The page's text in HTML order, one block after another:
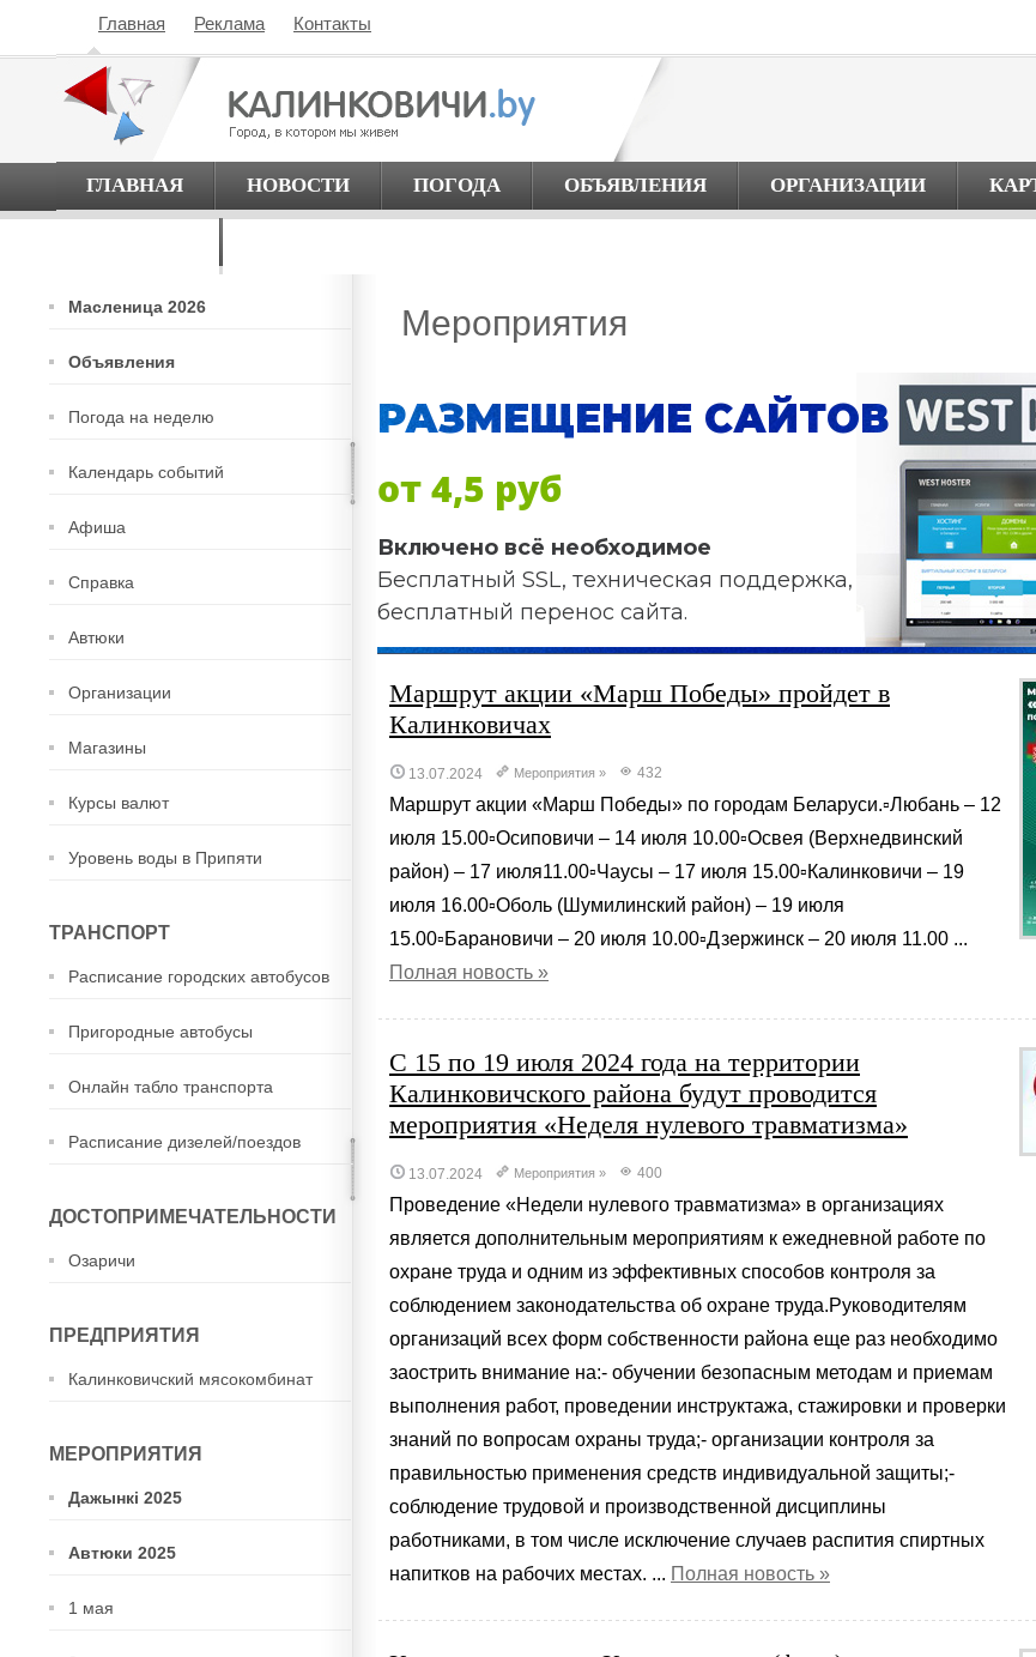
Главная Реклама Контакты
ГЛАВНАЯ НОВОСТИ ПОГОДА ОБЪЯВЛЕНИЯ ОРГАНИЗАЦИИ
Масленица 2026
Объявления
Погода на неделю
Календарь событий
Афиша
Справка
Автюки
Организации
Магазины
Курсы валют
Уровень воды в Припяти
ТРАНСПОРТ
Расписание городских автобусов
Пригородные автобусы
Онлайн табло транспорта
Расписание дизелей/поездов
ДОСТОПРИМЕЧАТЕЛЬНОСТИ
Озаричи
ПРЕДПРИЯТИЯ
Калинковичский мясокомбинат
МЕРОПРИЯТИЯ
Дажынкі 2025
Автюки 2025
1 мая
Мероприятия
РАЗМЕЩЕНИЕ САЙТОВ
от 4,5 руб
Включено всё необходимое
Бесплатный SSL, техническая поддержка,
бесплатный перенос сайта.
Маршрут акции «Марш Победы» пройдет в
Калинковичах
13.07.2024 Мероприятия » 432
Маршрут акции «Марш Победы» по городам Беларуси.▫️Любань – 12
июля 15.00▫️Осиповичи – 14 июля 10.00▫️Освея (Верхнедвинский
район) – 17 июля11.00▫️Чаусы – 17 июля 15.00▫️Калинковичи – 19
июля 16.00▫️Оболь (Шумилинский район) – 19 июля
15.00▫️Барановичи – 20 июля 10.00▫️Дзержинск – 20 июля 11.00 ...
Полная новость »
С 15 по 19 июля 2024 года на территории
Калинковичского района будут проводится
мероприятия «Неделя нулевого травматизма»
13.07.2024 Мероприятия » 400
Проведение «Недели нулевого травматизма» в организациях
является дополнительным мероприятиям к ежедневной работе по
охране труда и одним из эффективных способов контроля за
соблюдением законодательства об охране труда.Руководителям
организаций всех форм собственности района еще раз необходимо
заострить внимание на:- обучении безопасным методам и приемам
выполнения работ, проведении инструктажа, стажировки и проверки
знаний по вопросам охраны труда;- организации контроля за
правильностью применения средств индивидуальной защиты;-
соблюдение трудовой и производственной дисциплины
работниками, в том числе исключение случаев распития спиртных
напитков на рабочих местах. ... Полная новость »